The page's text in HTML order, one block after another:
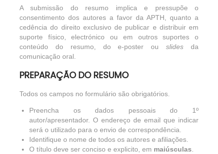
A submissão do resumo implica e pressupõe o
consentimento dos autores a favor da APTH, quanto a
cedência do direito exclusivo de publicar e distribuir em
suporte físico, electrónico ou em outros suportes o
conteúdo do resumo, do e-poster ouslides da
comunicação oral.
PREPARAÇÃO DO RESUMO
Todos os campos no formulário são obrigatórios.
Preencha os dados pessoais do 1º
autor/apresentador. O endereço de email que indicar
será o utilizado para o envio de correspondência.
Identifique o nome de todos os autores e afiliações.
O título deve ser conciso e explicito, em maiúsculas